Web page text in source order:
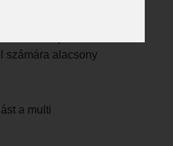
számára alacsony
a multi